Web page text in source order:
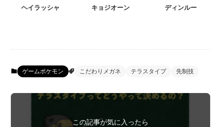
ヘイラッシャ キョジオーン ディンルー
ゲームポケモン こだわりメガネ テラスタイプ 先制技
この記事が気に入ったら